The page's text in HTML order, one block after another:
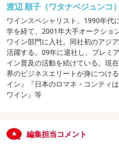
渡辺 順子（ワタナベジュンコ）
ワインスペシャリスト。1990年代
学を経て、2001年大手オークショ
ワイン部門に入社。同社初のアジ
活躍する。09年に退社し、プレミ
イン普及の活動を続けている。現
界のビジネスエリートが身につけ
イン』『日本のロマネ・コンティ
ワイン』等
編集担当コメント